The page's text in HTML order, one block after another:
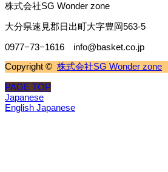
株式会社SG Wonder zone
大分県速見郡日出町大字豊岡563-5
0977−73−1616 info@basket.co.jp
Copyright © 株式会社SG Wonder zone
PAGE TOP
Japanese
English Japanese